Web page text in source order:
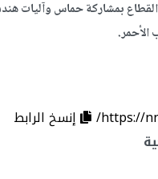
بمشاركة حماس وآليات
الأحمر.
https://
إنسخ الرابط